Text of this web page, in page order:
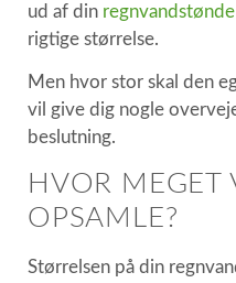
ud af din regnvandstønde
rigtige størrelse.
Men hvor stor skal den
vil give dig nogle
beslutning.
HVOR MEGET
OPSAMLE?
Størrelsen på din